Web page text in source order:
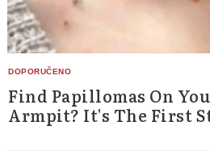
Find Papillomas On
Armpit? It's The First